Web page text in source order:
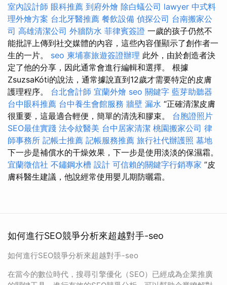
室內設計師 眼科推薦 到府外燴 除白蟻公司 lawyer 中式料
理外燴方案 台北牙醫推薦 餐飲設備 偵探公司 台南搬家公
司 高雄清潔公司 外牆防水 菲律賓簽證 一歲的孩子仍然不
能批評上傳到社交媒體的內容，這些內容僅顯示了創作者一
生的一片。 seo 柬埔寨旅遊簽證辦理 此外，由於創造者決
定了他的分享，因此通常會進行編輯和選擇。 根據
ZsuzsaKóti的說法，通常據說直到12歲才需要特定的皮膚
護理程序。 台北會計師 宜蘭外燴 seo 關鍵字 藍芽助聽器
台中眼科推薦 台中養生會館服務 牆壁 漏水 “正確清潔皮膚
很重要，這最適合輕便，簡單的清洗和膠束。 台胞證照片
SEO最佳實踐 法令紋醫美 台中居家清潔 桃園搬家公司 律
師事務所 記帳士推薦 記帳服務推薦 旅行社代辦護照 墓地
下一步是補償水的干燥效果，下一步是使用淡淡的保濕霜。
宜蘭徵信社 不鏽鋼水槽 設計 可信賴的關鍵字行銷專家 ”皮
膚科醫生建議，他說經常使用嬰儿期防曬霜。
如何進行SEO競爭分析來超越對手-seo
如何進行SEO競爭分析來超越對手-seo
在當今的數位時代，搜尋引擎優化（SEO）已經成為企業推廣